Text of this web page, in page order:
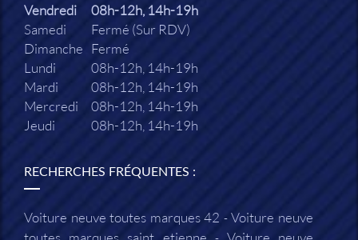
Vendredi
08h-12h, 14h-19h
Samedi
Fermé (Sur RDV)
Dimanche Fermé
Lundi
08h-12h, 14h-19h
Mardi
08h-12h, 14h-19h
Mercredi
08h-12h, 14h-19h
Jeudi
08h-12h, 14h-19h
RECHERCHES FRÉQUENTES :
Voiture neuve toutes marques 42
Voiture neuve